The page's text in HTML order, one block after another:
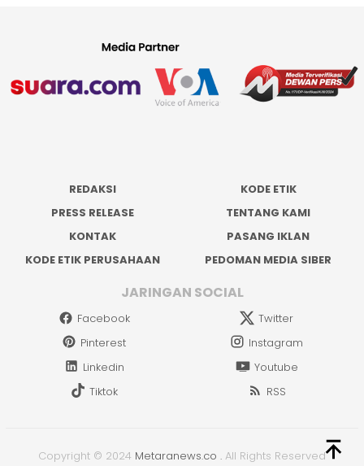
REDAKSI
KODE ETIK
PRESS RELEASE
TENTANG KAMI
KONTAK
PASANG IKLAN
KODE ETIK PERUSAHAAN
PEDOMAN MEDIA SIBER
JARINGAN SOCIAL
Facebook
Twitter
Pinterest
Instagram
Linkedin
Youtube
Tiktok
RSS
Copyright © 2024 Metaranews.co . All Rights Reserved